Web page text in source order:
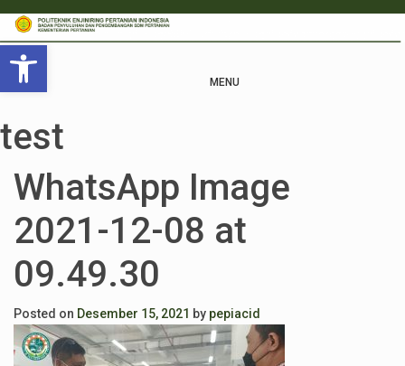
Open toolbar
MENU
test
WhatsApp Image
2021-12-08 at
09.49.30
Posted on Desember 15, 2021 by pepiacid